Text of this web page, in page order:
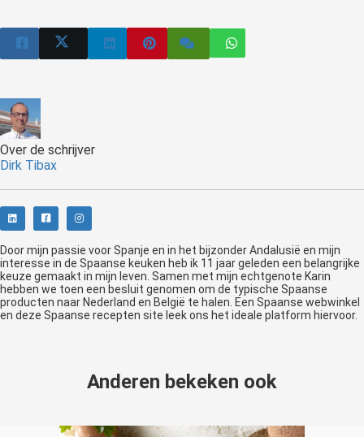
Over de schrijver
Dirk Tibax
Door mijn passie voor Spanje en in het bijzonder Andalusië en mijn
interesse in de Spaanse keuken heb ik 11 jaar geleden een belangrijke
keuze gemaakt in mijn leven. Samen met mijn echtgenote Karin
hebben we toen een besluit genomen om de typische Spaanse
producten naar Nederland en België te halen. Een Spaanse webwinkel
en deze Spaanse recepten site leek ons het ideale platform hiervoor.
Anderen bekeken ook